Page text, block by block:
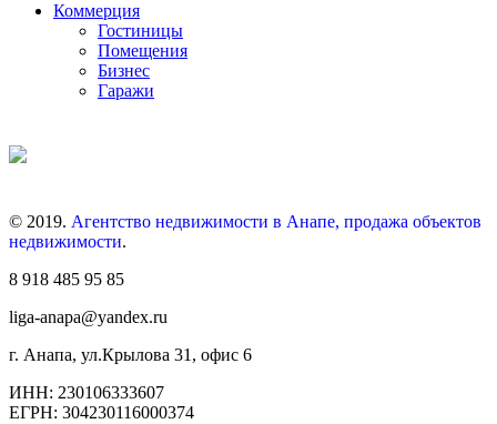
Коммерция
Гостиницы
Помещения
Бизнес
Гаражи
© 2019. Агентство недвижимости в Анапе, продажа объектов
недвижимости.
8 918 485 95 85
liga-anapa@yandex.ru
г. Анапа, ул.Крылова 31, офис 6
ИНН: 230106333607
ЕГРН: 304230116000374